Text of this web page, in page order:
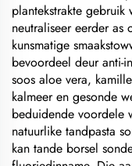
plantekstrakte gebruik
neutraliseer eerder as
kunsmatige
bevoordeel deur anti-
soos aloe vera,
kalmeer en gesonde
beduidende voordele
natuurlike tandpasta
kan tande borsel